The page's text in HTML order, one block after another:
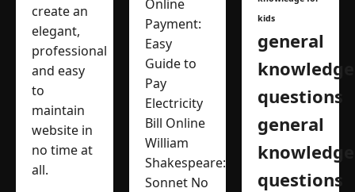
create an
elegant,
professional
and easy
to
maintain
website in
no time at
all.
Online
Payment:
Easy
Guide to
Pay
Electricity
Bill Online
William
Shakespeare:
Sonnet No
kids
general
knowledge
questions
general
knowledge
questions